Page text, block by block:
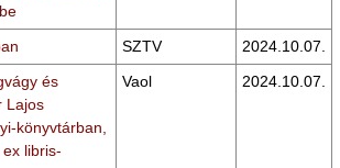
SZTV
2024.10.07.
és
Lajos
könyvtárban,
libris-
Vaol 2024.10.07.